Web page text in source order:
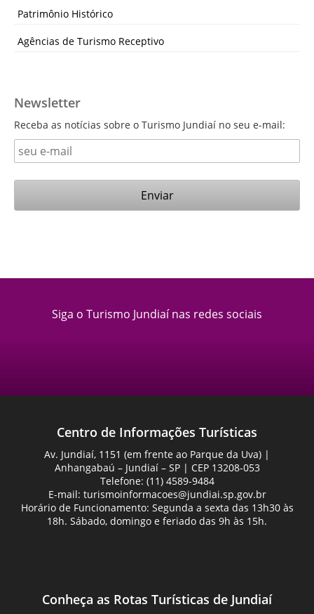
Patrimônio Histórico
Agências de Turismo Receptivo
Newsletter
Receba as notícias sobre o Turismo Jundiaí no seu e-mail:
Siga o Turismo Jundiaí nas redes sociais
Conheça as Rotas Turísticas de Jundiaí
Centro de Informações Turísticas
Av. Jundiaí, 1151 (em frente ao Parque da Uva) |
Anhangabaú – Jundiaí – SP | CEP 13208-053
Telefone: (11) 4589-9484
E-mail: turismoinformacoes@jundiai.sp.gov.br
Horário de Funcionamento: Segunda a sexta das 13h30 às
18h. Sábado, domingo e feriado das 9h às 15h.